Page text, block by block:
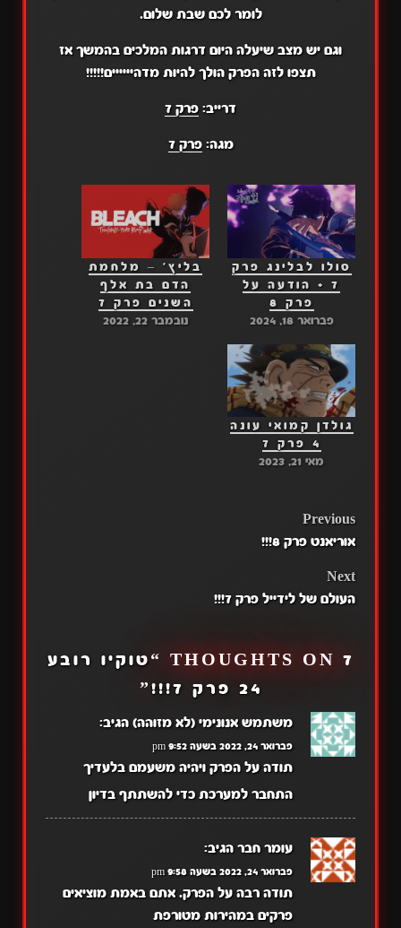
לומר לכם שבת שלום.
וגם יש מצב שיעלה היום דרגות המלכים בהמשך אז
תצפו לזה הפרק הולך להיות מדהיייייים!!!!!
דרייב: פרק 7
מגה:פרק 7
סולו לבלינג פרק
7 + הודעה על
פרק 8
פברואר 18, 2024
בליץ' – מלחמת
הדם בת אלף
השנים פרק 7
נובמבר 22, 2022
גולדן קמואי עונה
4 פרק 7
מאי 21, 2023
POST
Previous
אוריאנט פרק 8!!!
Next
העולם של לידייל פרק 7!!!
7 THOUGHTS ON “
טוקיו רובע
24 פרק 7!!!
”
משתמש אנונימי (לא מזוהה) הגיב:
פברואר 24, 2022 בשעה 9:52 pm
תודה על הפרק ויהיה משעמם בלעדיך
התחבר למערכת כדי להשתתף בדיון
עומר חבר הגיב:
פברואר 24, 2022 בשעה 9:58 pm
תודה רבה על הפרק. אתם באמת מוציאים
פרקים במהירות מטורפת